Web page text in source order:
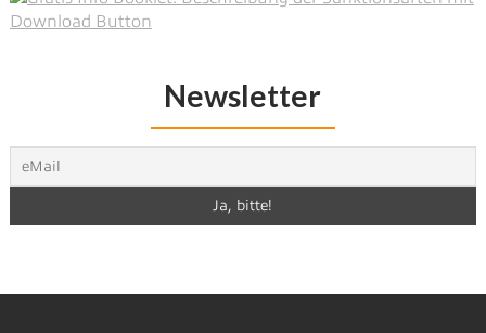
Newsletter